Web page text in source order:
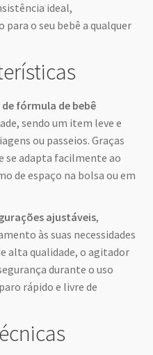
ideal,
o seu bebê a qualquer
fórmula de bebê
sendo um item leve e
ou passeios. Graças
se adapta facilmente ao
de espaço na bolsa ou em
ajustáveis,
às suas necessidades
alta qualidade, o agitador
durante o uso
rápido e livre de